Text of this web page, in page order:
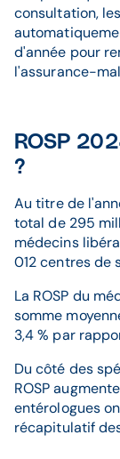
consultation,
d'année pour
l'assurance-
ROSP
?
Au titre de
total de 295
médecins
012 centres de
La ROSP du
somme
3,4 % par
Du côté des
ROSP
entérologues
récapitulatif